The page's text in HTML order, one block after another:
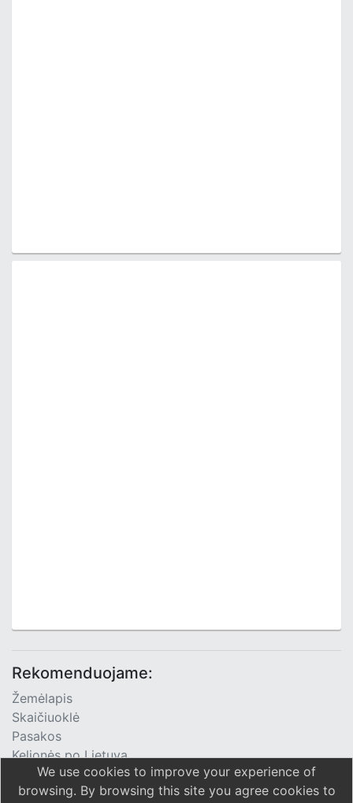
Rekomenduojame:
Žemėlapis
Skaičiuoklė
Pasakos
Kelionės po Lietuvą
TV Programa
We use cookies to improve your experience of
browsing. By browsing this site you agree cookies to